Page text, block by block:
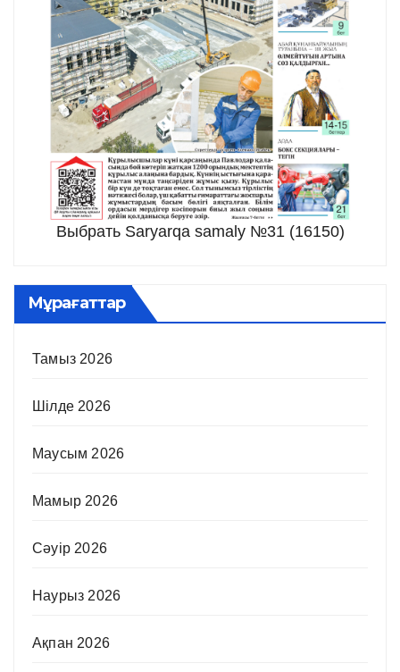
Выбрать Saryarqa samaly №31 (16150)
Мұрағаттар
Тамыз 2026
Шілде 2026
Маусым 2026
Мамыр 2026
Сәуір 2026
Наурыз 2026
Ақпан 2026